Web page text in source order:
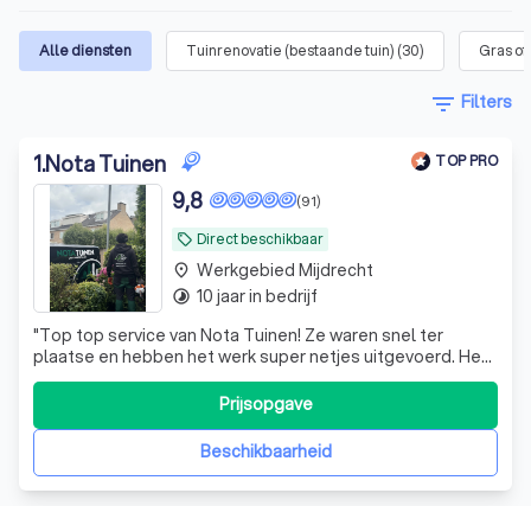
Alle diensten Tuinrenovatie (bestaande tuin) (30) Gras
filter_list Filters
1.Nota Tuinen TOP PRO
local_offer Direct beschikbaar
(91)
9,8
"Top top service van Nota Tuinen! Ze waren snel ter
plaatse en hebben het werk super netjes uitgevoerd. Het
team bestond uit beleefde en nette mannen die duidelijk
weten wat ze doen. Zeker een aanrader!!!
Beschikbaarheid
Prijsopgave
place Werkgebied Mijdrecht
timelapse 10 jaar in bedrijf